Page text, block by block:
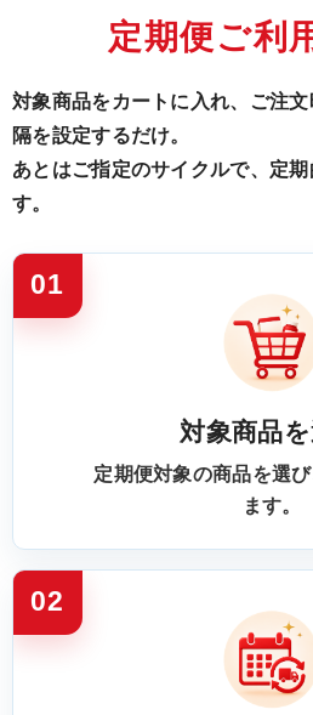
定期便ご利
対象商品をカートに入れ、ご注
隔を設定するだけ。
あとはご指定のサイクルで、定
す。
01
対象商品
定期便対象の商品を選
ます。
02